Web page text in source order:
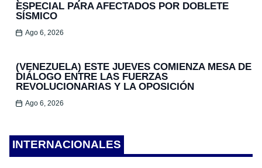
ESPECIAL PARA AFECTADOS POR DOBLETE
SÍSMICO
Ago 6, 2026
(VENEZUELA) ESTE JUEVES COMIENZA MESA DE
DIÁLOGO ENTRE LAS FUERZAS
REVOLUCIONARIAS Y LA OPOSICIÓN
Ago 6, 2026
INTERNACIONALES